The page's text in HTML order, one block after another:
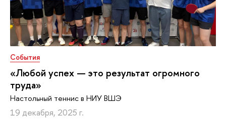
События
«Любой успех — это результат огромного
труда»
Настольный теннис в НИУ ВШЭ
19 декабря, 2025 г.